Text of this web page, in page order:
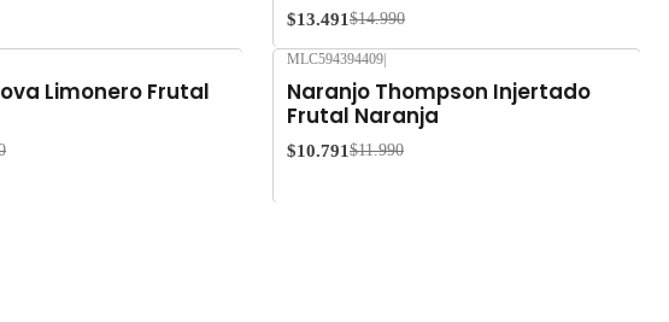
$13.491 $14.990
Limonero Frutal
MLC594394409|
Naranjo Thompson Injertado
Frutal Naranja
$10.791 $11.990